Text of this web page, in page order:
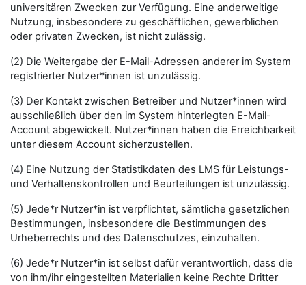
universitären Zwecken zur Verfügung. Eine anderweitige
Nutzung, insbesondere zu geschäftlichen, gewerblichen
oder privaten Zwecken, ist nicht zulässig.
(2) Die Weitergabe der E-Mail-Adressen anderer im System
registrierter Nutzer*innen ist unzulässig.
(3) Der Kontakt zwischen Betreiber und Nutzer*innen wird
ausschließlich über den im System hinterlegten E-Mail-
Account abgewickelt. Nutzer*innen haben die Erreichbarkeit
unter diesem Account sicherzustellen.
(4) Eine Nutzung der Statistikdaten des LMS für Leistungs-
und Verhaltenskontrollen und Beurteilungen ist unzulässig.
(5) Jede*r Nutzer*in ist verpflichtet, sämtliche gesetzlichen
Bestimmungen, insbesondere die Bestimmungen des
Urheberrechts und des Datenschutzes, einzuhalten.
(6) Jede*r Nutzer*in ist selbst dafür verantwortlich, dass die
von ihm/ihr eingestellten Materialien keine Rechte Dritter